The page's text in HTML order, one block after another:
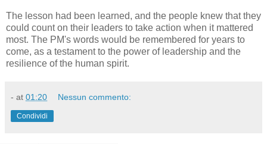
The lesson had been learned, and the people knew that they
could count on their leaders to take action when it mattered
most. The PM's words would be remembered for years to
come, as a testament to the power of leadership and the
resilience of the human spirit.
- at 01:20 Nessun commento:
Condividi